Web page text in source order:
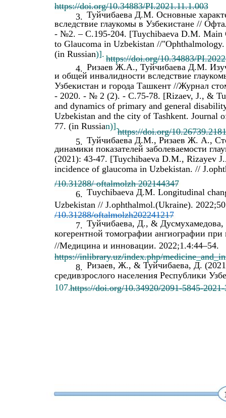
https://doi.org/10.34883/PI.2021.11.1.003
3. Туйчибаева Д.М. Основные
вследствие глаукомы в Узбекистане //
- №2. – С.195-204. [Tuychibaeva D.M. Main
to Glaucoma in Uzbekistan //
(in Russian)]. https://doi.org/10.34883/
4. Ризаев Ж.А., Туйчибаева Д.М.
и общей инвалидности вследствие
Узбекистан и города Ташкент //Журнал
- 2020. - № 2 (2). - С.75-78. [Rizaev, J., &
and dynamics of primary and general
Uzbekistan and the city of Tashkent. Journal
77. (in Russian)].
https://doi.org/
5. Туйчибаева Д.М., Ризаев Ж. А.,
динамики показателей заболеваемости
(2021): 43-47. [Tuychibaeva D.M., Rizayev
incidence of glaucoma in Uzbekistan. //
/10.31288/ oftalmolzh 202144347
6. Тuychibaeva Д.M. Longitudinal
Uzbekistan // J.ophthalmol.(Ukraine).
/10.31288/oftalmolzh202241217
7. Туйчибаева, Д., & Дусмухамедова,
когерентной томографии ангиографии
//Медицина и инновации. 2022;1.4:44–54.
https://inlibrary.uz/index.php/
8. Ризаев, Ж., & Туйчибаева, Д.
средивзрослого населения Республики
107.https://doi.org/10.34920/2091-5845-